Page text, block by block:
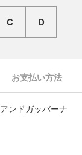
C D
お支払い方法
ンドガッバーナ